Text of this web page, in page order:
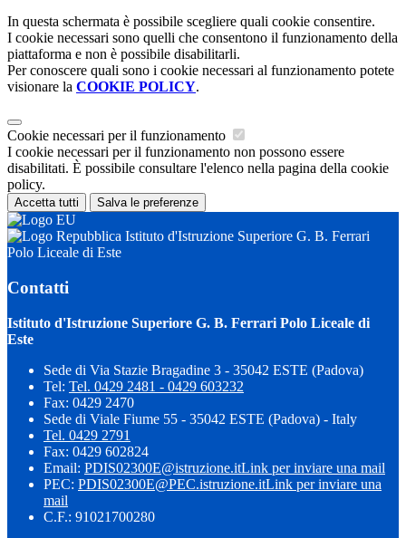
In questa schermata è possibile scegliere quali cookie consentire.
I cookie necessari sono quelli che consentono il funzionamento della
piattaforma e non è possibile disabilitarli.
Per conoscere quali sono i cookie necessari al funzionamento potete
visionare la COOKIE POLICY.
Cookie necessari per il funzionamento
I cookie necessari per il funzionamento non possono essere
disabilitati. È possibile consultare l'elenco nella pagina della cookie
policy.
Accetta tutti Salva le preferenze
Istituto d'Istruzione Superiore G. B. Ferrari
Polo Liceale di Este
Contatti
Istituto d'Istruzione Superiore G. B. Ferrari Polo Liceale di
Este
Sede di Via Stazie Bragadine 3 - 35042 ESTE (Padova)
Tel: Tel. 0429 2481 - 0429 603232
Fax: 0429 2470
Sede di Viale Fiume 55 - 35042 ESTE (Padova) - Italy
Tel. 0429 2791
Fax: 0429 602824
Email: PDIS02300E@istruzione.itLink per inviare una mail
PEC: PDIS02300E@PEC.istruzione.itLink per inviare una
mail
C.F.: 91021700280